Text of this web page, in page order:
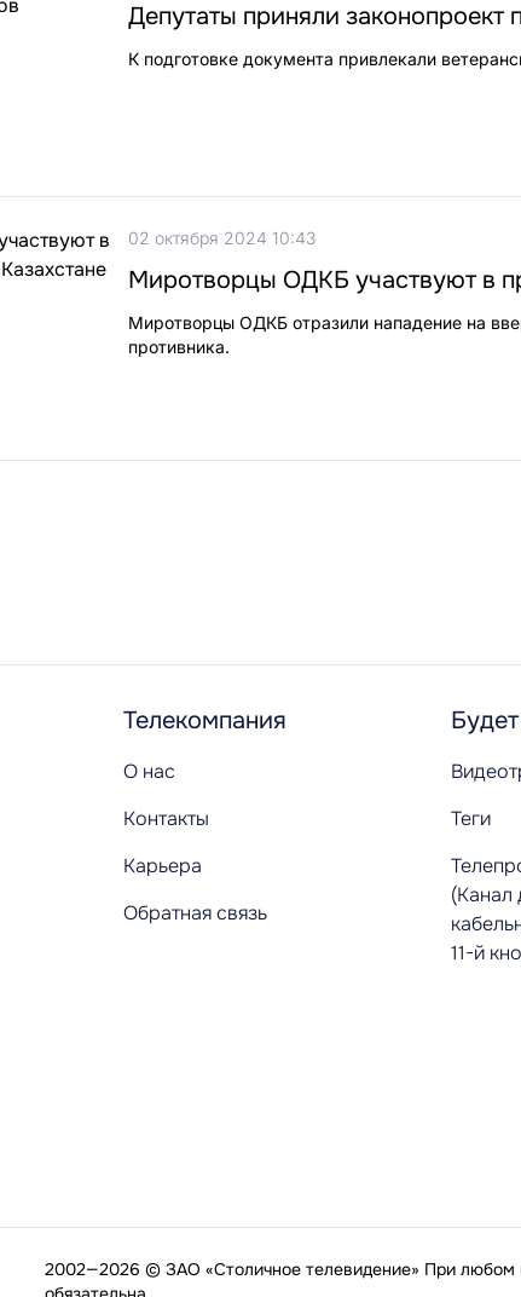
Депутаты приняли законопроект
К подготовке документа привлекали
02 октября 2024 10:43
Миротворцы ОДКБ участвуют в
Миротворцы ОДКБ отразили нападение на
противника.
Телекомпания
О нас
Контакты
Карьера
Обратная связь
Теги
(Канал
11-й
2002—2026 © ЗАО «Столичное телевидение» При любом